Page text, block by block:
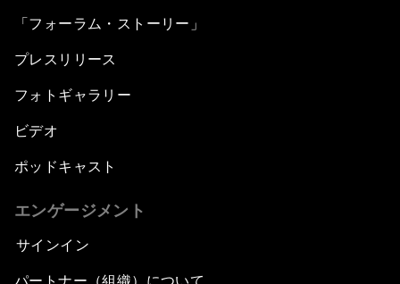
「フォーラム・ストーリー」
プレスリリース
フォトギャラリー
ビデオ
ポッドキャスト
エンゲージメント
サインイン